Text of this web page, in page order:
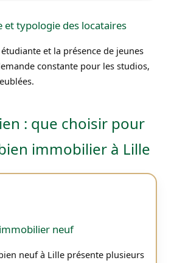
et typologie des locataires
et la présence de jeunes
constante pour les studios,
: que choisir pour
immobilier à Lille
neuf
neuf à Lille présente plusieurs